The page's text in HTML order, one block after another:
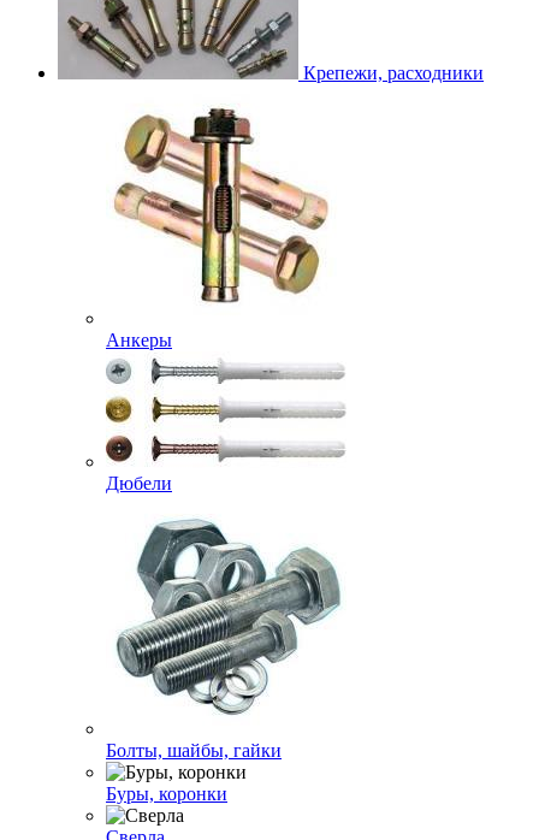
Крепежи, расходники
Анкеры
Дюбели
Болты, шайбы, гайки
Буры, коронки